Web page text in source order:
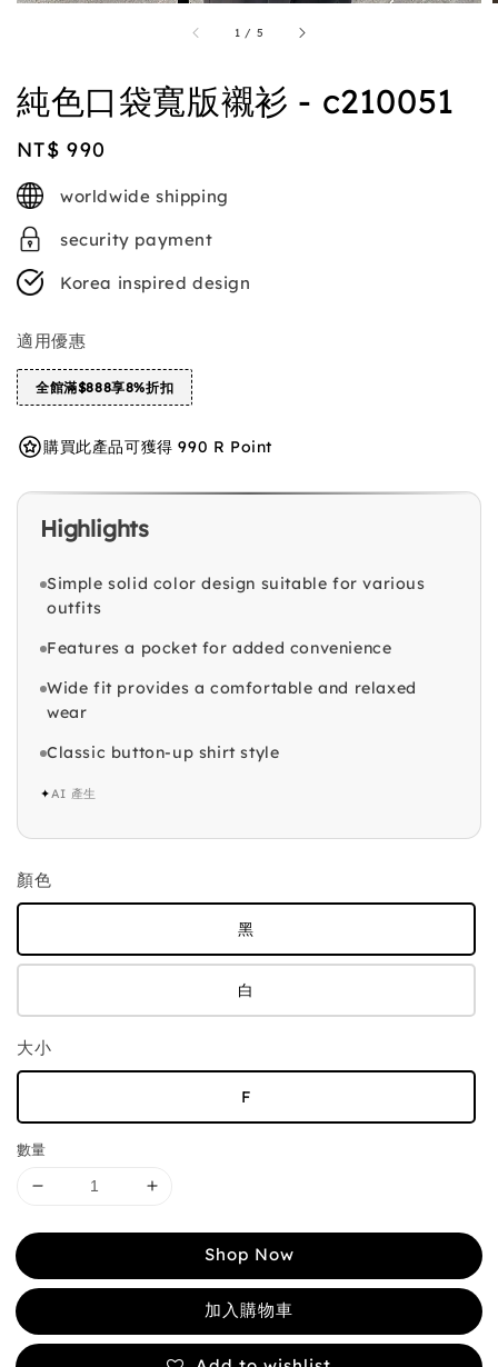
1 / 5
純色口袋寬版襯衫 - c210051
Regular
price
NT$ 990
worldwide shipping
security payment
Korea inspired design
適用優惠
全館滿$888享8%折扣
購買此產品可獲得 990 R Point
Highlights
Simple solid color design suitable for various
outfits
Features a pocket for added convenience
Wide fit provides a comfortable and relaxed
wear
Classic button-up shirt style
✦AI 產生
顏色
黑
白
大小
F
數量
Shop Now
加入購物車